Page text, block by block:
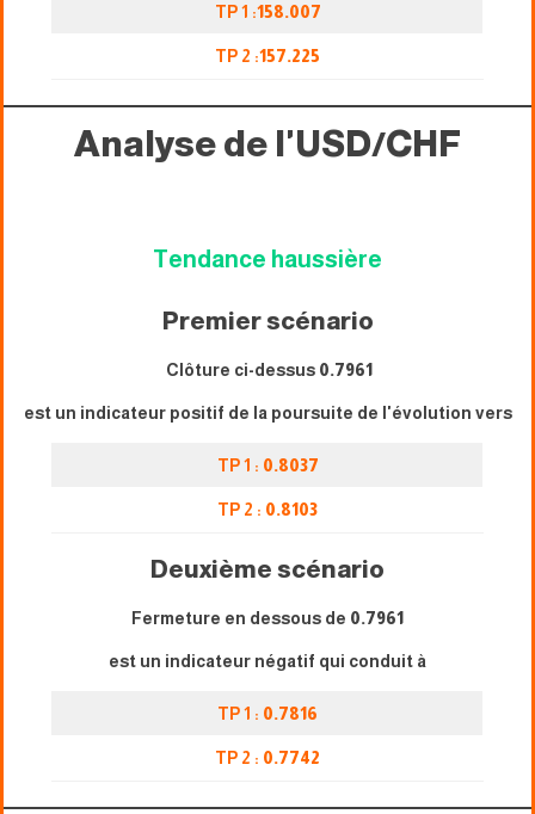
TP 1 :158.007
TP 2 :157.225
Analyse de l'USD/CHF
Tendance haussière
Premier scénario
Clôture ci-dessus 0.7961
est un indicateur positif de la poursuite de l'évolution vers
TP 1 : 0.8037
TP 2 : 0.8103
Deuxième scénario
Fermeture en dessous de 0.7961
est un indicateur négatif qui conduit à
TP 1 : 0.7816
TP 2 : 0.7742